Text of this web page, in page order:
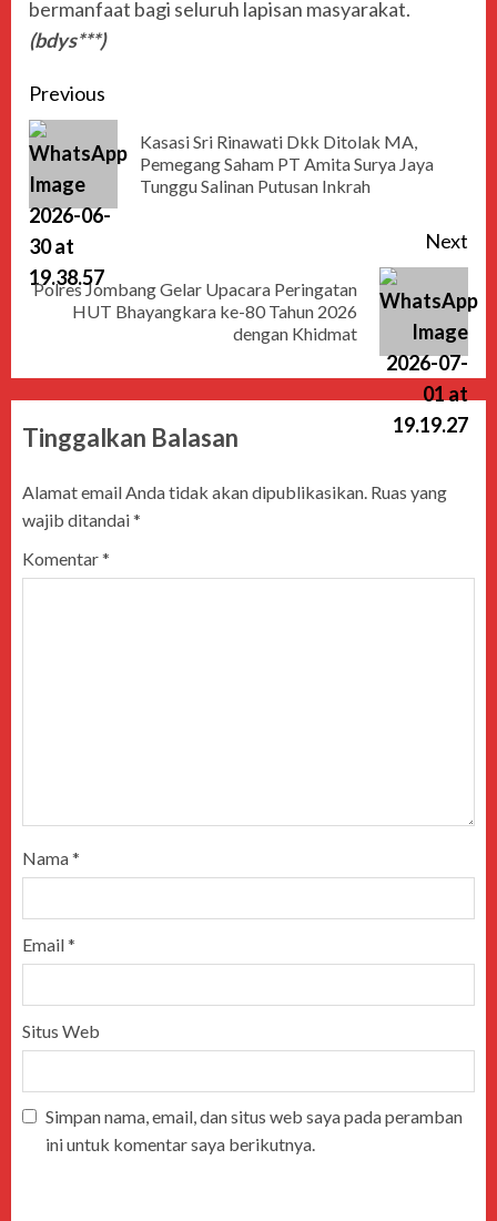
bermanfaat bagi seluruh lapisan masyarakat.
(bdys***)
Previous
Kasasi Sri Rinawati Dkk Ditolak MA,
Pemegang Saham PT Amita Surya Jaya
Tunggu Salinan Putusan Inkrah
Next
Polres Jombang Gelar Upacara Peringatan
HUT Bhayangkara ke-80 Tahun 2026
dengan Khidmat
Tinggalkan Balasan
Alamat email Anda tidak akan dipublikasikan. Ruas yang
wajib ditandai*
Komentar*
Nama*
Email*
Situs Web
Simpan nama, email, dan situs web saya pada peramban
ini untuk komentar saya berikutnya.